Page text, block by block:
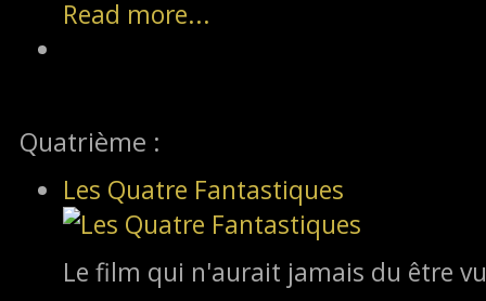
Read more...
Quatrième :
Les Quatre Fantastiques
Le film qui n'aurait jamais du être